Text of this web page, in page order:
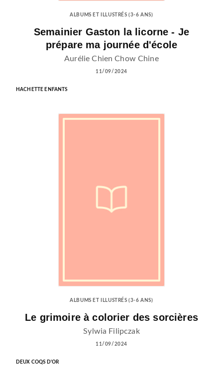
ALBUMS ET ILLUSTRÉS (3-6 ANS)
Semainier Gaston la licorne - Je
prépare ma journée d'école
Aurélie Chien Chow Chine
11/09/2024
HACHETTE ENFANTS
ALBUMS ET ILLUSTRÉS (3-6 ANS)
Le grimoire à colorier des sorcières
Sylwia Filipczak
11/09/2024
DEUX COQS D'OR